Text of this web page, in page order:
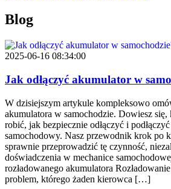
Blog
2025-06-16 08:34:00
Jak odłączyć akumulator w
W dzisiejszym artykule kompleksowo
akumulatora w samochodzie. Dowiesz
robić, jak bezpiecznie odłączyć i
samochodowy. Nasz przewodnik krok po
sprawnie przeprowadzić tę czynność,
doświadczenia w mechanice
rozładowanego akumulatora
problem, którego żaden kierowca […]